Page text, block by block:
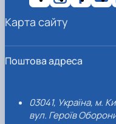
Поштова адреса
03041, Україна, м.
вул. Героїв
Карта сайту